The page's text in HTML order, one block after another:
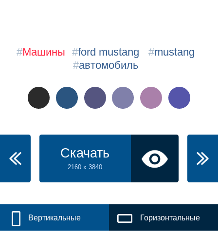
#Машины #ford mustang #mustang
#автомобиль
Скачать
2160 x 3840
Вертикальные Горизонтальные